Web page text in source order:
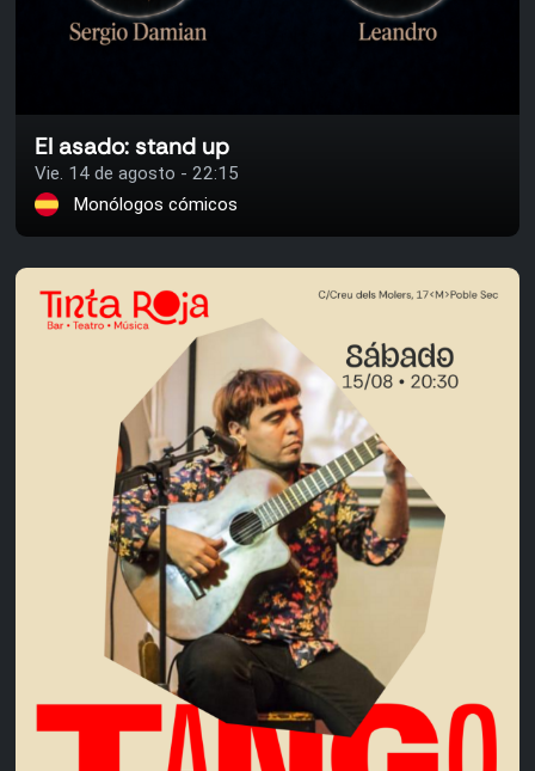
El asado: stand up
Vie. 14 de agosto - 22:15
Monólogos cómicos